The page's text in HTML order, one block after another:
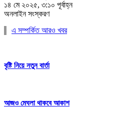
১৪ মে ২০২৫, ৩:১০ পূর্বাহ্ন
অনলাইন সংস্করণ
এ সম্পর্কিত আরও খবর
বৃষ্টি নিয়ে নতুন বার্তা
আজও মেঘলা থাকবে আকাশ